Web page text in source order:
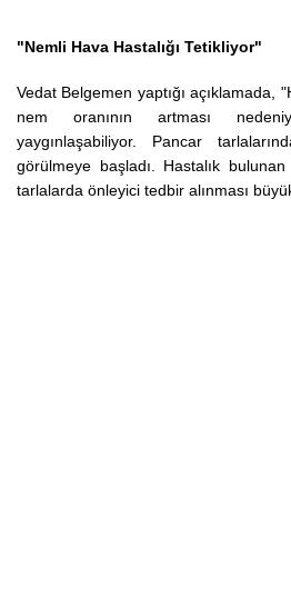
"Nemli Hava Hastalığı Tetikliyor"
Vedat Belgemen yaptığı açıklamada,
nem oranının artması
yaygınlaşabiliyor. Pancar
görülmeye başladı. Hastalık
tarlalarda önleyici tedbir alınması